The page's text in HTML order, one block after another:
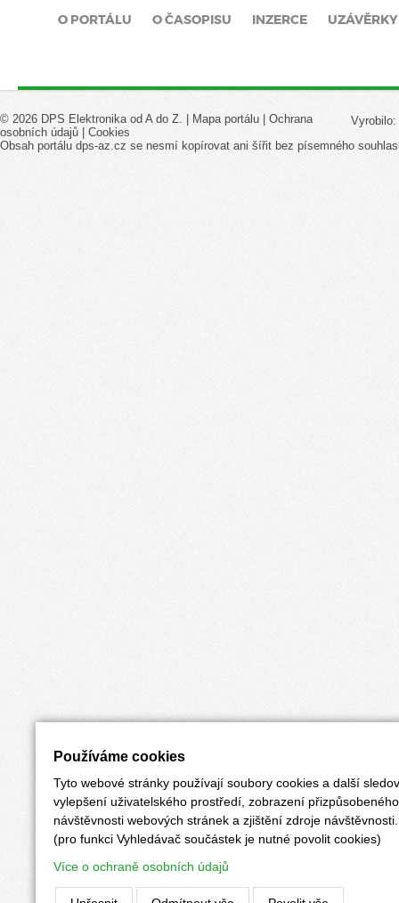
O PORTÁLU O ČASOPISU INZERCE UZÁVĚRKY
Vyrobilo:
© 2026 DPS Elektronika od A do Z. | Mapa portálu
Ochrana
osobních údajů
Cookies
Obsah portálu dps-az.cz se nesmí kopírovat ani šířit bez písemného
Používáme cookies
Tyto webové stránky používají soubory cookies a další
vylepšení uživatelského prostředí, zobrazení
návštěvnosti webových stránek a zjištění zdroje návštěvnosti.
(pro funkci Vyhledávač součástek je nutné povolit cookies)
Více o ochraně osobních údajů